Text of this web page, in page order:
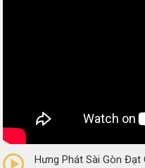
(0 Reviews)
Hưng Phát Sài Gòn Đạt